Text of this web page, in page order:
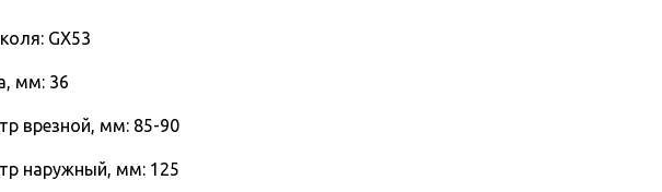
GX53
мм: 36
врезной, мм: 85-90
наружный, мм: 125